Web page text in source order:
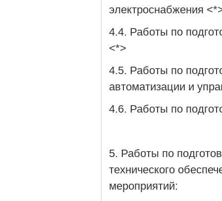
электроснабжения
4.4. Работы по
<*>
4.5. Работы по
автоматизации и
4.6. Работы по
5. Работы по
технического
мероприятий: